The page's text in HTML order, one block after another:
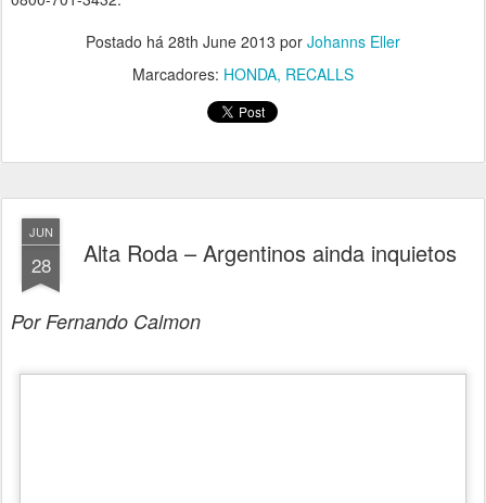
Postado há 28th June 2013 por Johanns Eller
Marcadores: HONDA RECALLS
JUN
28 Alta Roda – Argentinos ainda inquietos
Por Fernando Calmon